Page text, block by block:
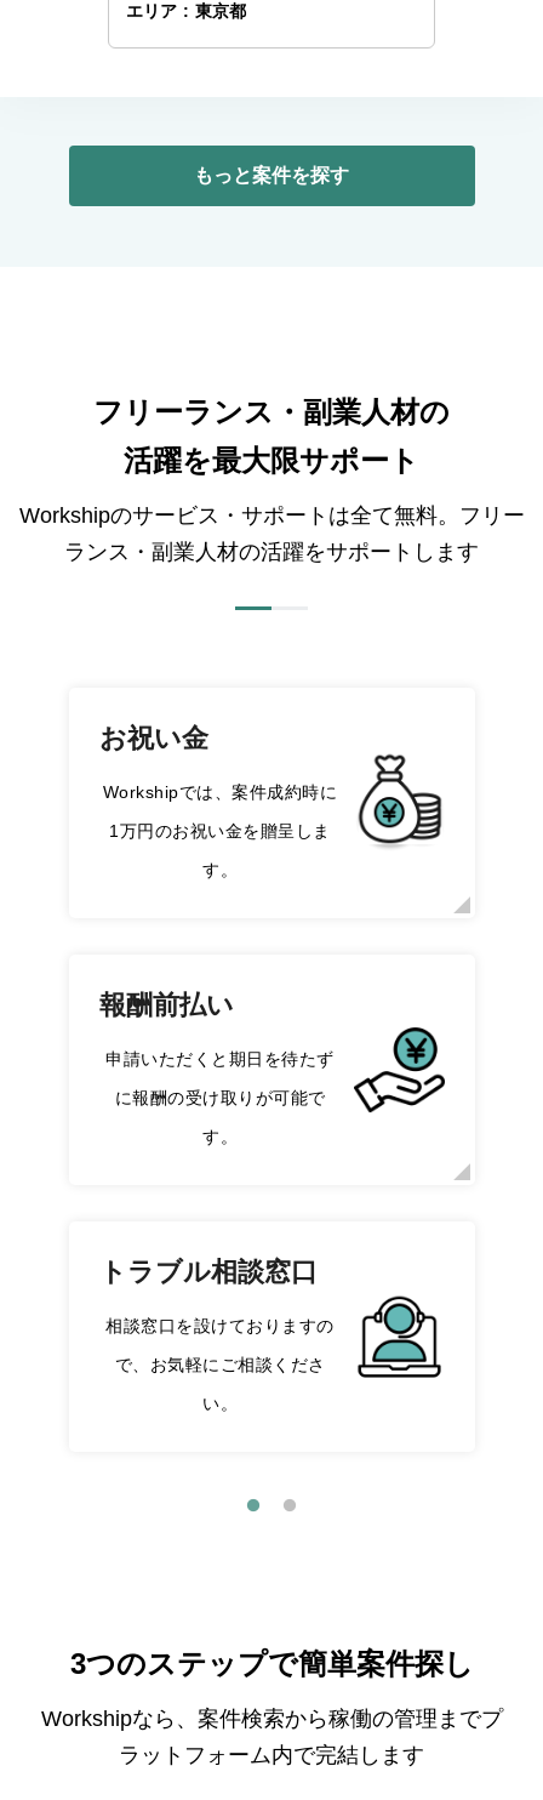
エリア : 東京都
もっと案件を探す
フリーランス・副業人材の
活躍を最大限サポート
Workshipのサービス・サポートは全て無料。フリー
ランス・副業人材の活躍をサポートします
お祝い金
Workshipでは、案件成約時に
1万円のお祝い金を贈呈しま
す。
報酬前払い
申請いただくと期日を待たず
に報酬の受け取りが可能で
す。
トラブル相談窓口
相談窓口を設けておりますの
で、お気軽にご相談くださ
い。
3つのステップで簡単案件探し
Workshipなら、案件検索から稼働の管理までプ
ラットフォーム内で完結します